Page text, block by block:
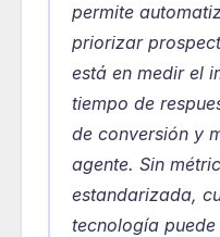
permite
priorizar
está en medir el
tiempo de
de conversión y
agente. Sin
estandarizada,
tecnología